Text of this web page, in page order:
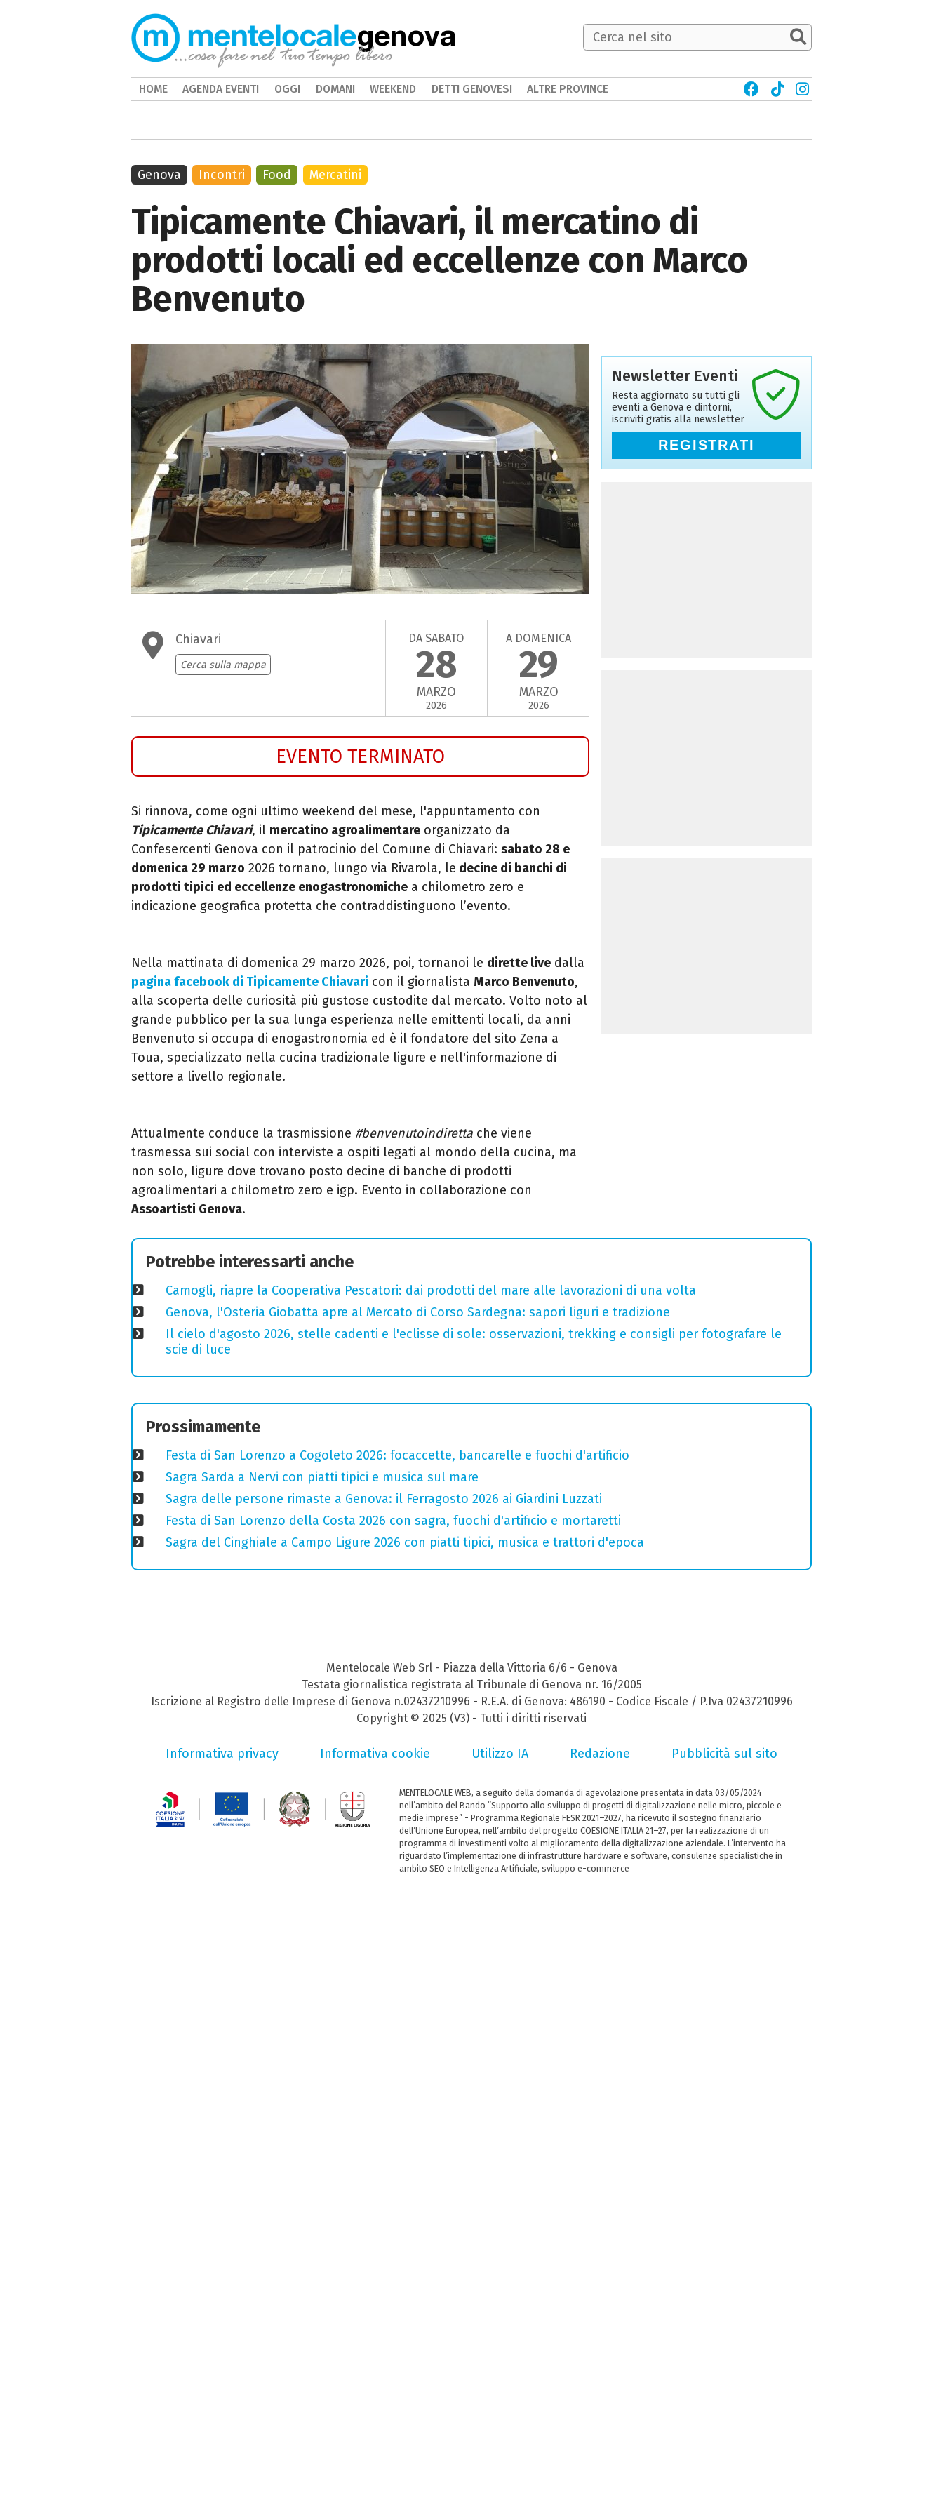
Tipicamente Chiavari, il mercatino di
prodotti locali ed eccellenze con Marco
Benvenuto
Chiavari
Cerca sulla mappa
DA SABATO
28
MARZO
2026
A DOMENICA
29
MARZO
2026
EVENTO TERMINATO
Si rinnova, come ogni ultimo weekend del mese, l'appuntamento con
Tipicamente Chiavari, il mercatino agroalimentare organizzato da
Confesercenti Genova con il patrocinio del Comune di Chiavari: sabato 28 e
domenica 29 marzo 2026 tornano, lungo via Rivarola, le decine di banchi di
prodotti tipici ed eccellenze enogastronomiche a chilometro zero e
indicazione geografica protetta che contraddistinguono l’evento.
Nella mattinata di domenica 29 marzo 2026, poi, tornanoi le dirette live dalla
pagina facebook di Tipicamente Chiavari con il giornalista Marco Benvenuto,
alla scoperta delle curiosità più gustose custodite dal mercato. Volto noto al
grande pubblico per la sua lunga esperienza nelle emittenti locali, da anni
Benvenuto si occupa di enogastronomia ed è il fondatore del sito Zena a
Toua, specializzato nella cucina tradizionale ligure e nell'informazione di
settore a livello regionale.
Attualmente conduce la trasmissione #benvenutoindiretta che viene
trasmessa sui social con interviste a ospiti legati al mondo della cucina, ma
non solo, ligure dove trovano posto decine di banche di prodotti
agroalimentari a chilometro zero e igp. Evento in collaborazione con
Assoartisti Genova.
Genova Incontri Food Mercatini
Newsletter Eventi
Resta aggiornato su tutti gli
eventi a Genova e dintorni,
iscriviti gratis alla newsletter
REGISTRATI
Potrebbe interessarti anche
Camogli, riapre la Cooperativa Pescatori: dai prodotti del mare alle lavorazioni di una volta
Genova, l'Osteria Giobatta apre al Mercato di Corso Sardegna: sapori liguri e tradizione
Il cielo d'agosto 2026, stelle cadenti e l'eclisse di sole: osservazioni, trekking e consigli per fotografare le
scie di luce
Prossimamente
Festa di San Lorenzo a Cogoleto 2026: focaccette, bancarelle e fuochi d'artificio
Sagra Sarda a Nervi con piatti tipici e musica sul mare
Sagra delle persone rimaste a Genova: il Ferragosto 2026 ai Giardini Luzzati
Festa di San Lorenzo della Costa 2026 con sagra, fuochi d'artificio e mortaretti
Sagra del Cinghiale a Campo Ligure 2026 con piatti tipici, musica e trattori d'epoca
genova
HOME AGENDA EVENTI OGGI DOMANI WEEKEND DETTI GENOVESI ALTRE PROVINCE
Mentelocale Web Srl - Piazza della Vittoria 6/6 - Genova
Testata giornalistica registrata al Tribunale di Genova nr. 16/2005
Iscrizione al Registro delle Imprese di Genova n.02437210996 - R.E.A. di Genova: 486190 - Codice Fiscale / P.Iva 02437210996
Copyright © 2025 (V3) - Tutti i diritti riservati
Informativa privacy Informativa cookie Utilizzo IA Redazione Pubblicità sul sito
MENTELOCALE WEB, a seguito della domanda di agevolazione presentata in data 03/05/2024
nell’ambito del Bando “Supporto allo sviluppo di progetti di digitalizzazione nelle micro, piccole e
medie imprese” - Programma Regionale FESR 2021–2027, ha ricevuto il sostegno finanziario
dell’Unione Europea, nell’ambito del progetto COESIONE ITALIA 21–27, per la realizzazione di un
programma di investimenti volto al miglioramento della digitalizzazione aziendale. L’intervento ha
riguardato l’implementazione di infrastrutture hardware e software, consulenze specialistiche in
ambito SEO e Intelligenza Artificiale, sviluppo e-commerce